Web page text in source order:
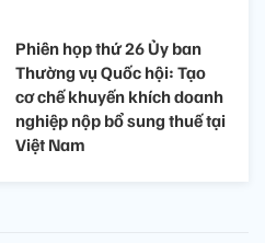
Phiên họp thứ 26 Ủy ban
Thường vụ Quốc hội: Tạo
cơ chế khuyến khích doanh
nghiệp nộp bổ sung thuế tại
Việt Nam